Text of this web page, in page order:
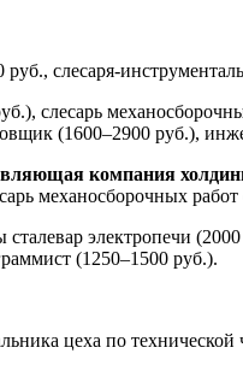
руб., слесаря-
слесарь
(1600–2900 руб.),
компания
механосборочных
электропечи
(1250–1500 руб.).
цеха по